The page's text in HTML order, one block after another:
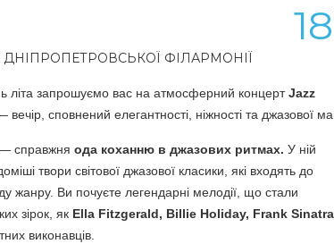
18
ФІЛАРМОНІЇ
літа запрошуємо вас на атмосферний концертJazz
вечір, сповнений елегантності, ніжності та джазової
справжня ода коханню в джазових ритмах. У ній
твори світової джазової класики, які входять до
жанру. Ви почуєте легендарні мелодії, що стали
зірок, як Ella Fitzgerald, Billie Holiday, Frank Sinatra
виконавців.